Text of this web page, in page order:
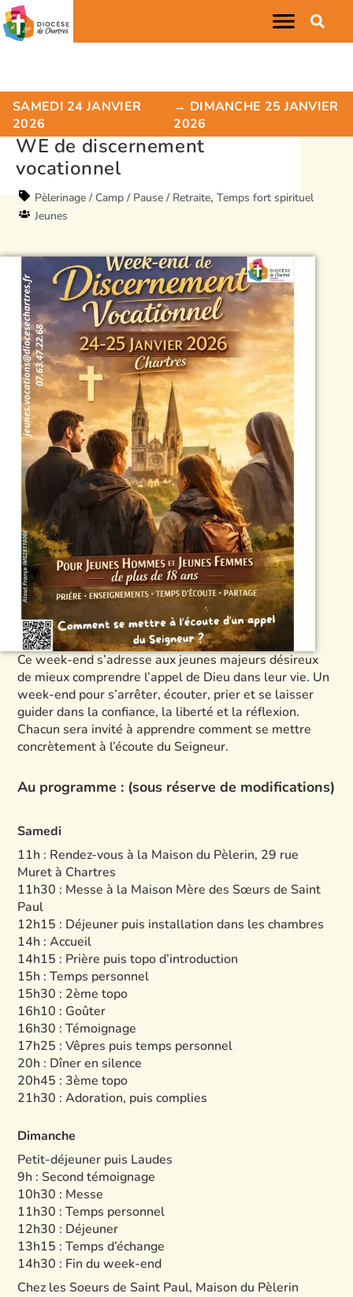
SAMEDI 24 JANVIER
2026
→ DIMANCHE 25 JANVIER
2026
WE de discernement
vocationnel
Pèlerinage / Camp / Pause / Retraite, Temps fort spirituel
Jeunes
Ce week-end s’adresse aux jeunes majeurs désireux
de mieux comprendre l’appel de Dieu dans leur vie. Un
week-end pour s’arrêter, écouter, prier et se laisser
guider dans la confiance, la liberté et la réflexion.
Chacun sera invité à apprendre comment se mettre
concrètement à l’écoute du Seigneur.
Au programme : (sous réserve de modifications)
Samedi
11h : Rendez-vous à la Maison du Pèlerin, 29 rue
Muret à Chartres
11h30 : Messe à la Maison Mère des Sœurs de Saint
Paul
12h15 : Déjeuner puis installation dans les chambres
14h : Accueil
14h15 : Prière puis topo d’introduction
15h : Temps personnel
15h30 : 2ème topo
16h10 : Goûter
16h30 : Témoignage
17h25 : Vêpres puis temps personnel
20h : Dîner en silence
20h45 : 3ème topo
21h30 : Adoration, puis complies
Dimanche
Petit-déjeuner puis Laudes
9h : Second témoignage
10h30 : Messe
11h30 : Temps personnel
12h30 : Déjeuner
13h15 : Temps d’échange
14h30 : Fin du week-end
Chez les Soeurs de Saint Paul, Maison du Pèlerin